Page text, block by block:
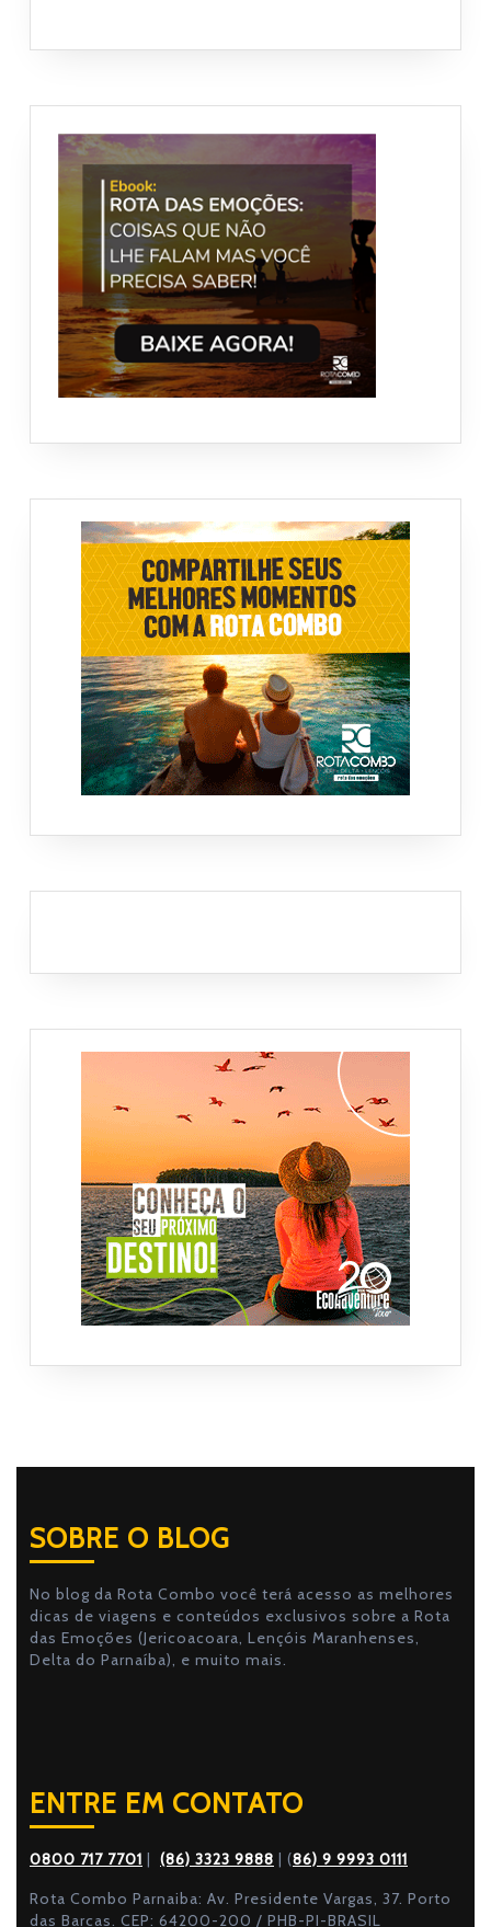
SOBRE O BLOG
No blog da Rota Combo você terá acesso as melhores
dicas de viagens e conteúdos exclusivos sobre a Rota
das Emoções (Jericoacoara, Lençóis Maranhenses,
Delta do Parnaíba), e muito mais.
ENTRE EM CONTATO
0800 717 7701 | (86) 3323 9888 | (86) 9 9993 0111
Rota Combo Parnaiba: Av. Presidente Vargas, 37. Porto
das Barcas. CEP: 64200-200 / PHB-PI-BRASIL